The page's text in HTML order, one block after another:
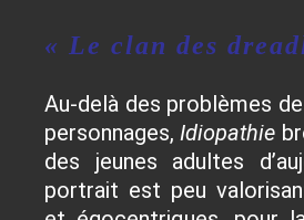
« Le clan des
Au-delà des problèmes
personnages,Idiopathie
des jeunes adultes
portrait est peu